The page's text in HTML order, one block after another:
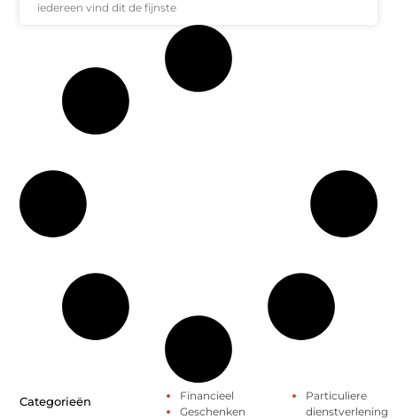
iedereen vind dit de fijnste
Categorieën
Financieel
Geschenken
Particuliere
dienstverlening